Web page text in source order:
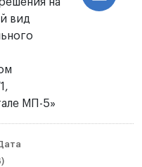
на
вид
МП-5»